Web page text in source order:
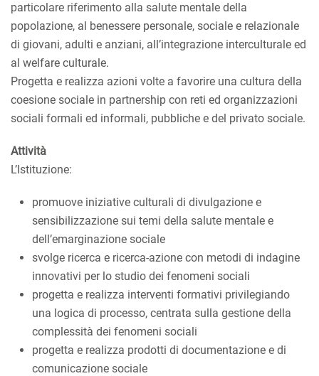
particolare riferimento alla salute mentale della
popolazione, al benessere personale, sociale e relazionale
di giovani, adulti e anziani, all’integrazione interculturale ed
al welfare culturale.
Progetta e realizza azioni volte a favorire una cultura della
coesione sociale in partnership con reti ed organizzazioni
sociali formali ed informali, pubbliche e del privato sociale.
Attività
L’Istituzione:
promuove iniziative culturali di divulgazione e
sensibilizzazione sui temi della salute mentale e
dell’emarginazione sociale
svolge ricerca e ricerca-azione con metodi di indagine
innovativi per lo studio dei fenomeni sociali
progetta e realizza interventi formativi privilegiando
una logica di processo, centrata sulla gestione della
complessità dei fenomeni sociali
progetta e realizza prodotti di documentazione e di
comunicazione sociale